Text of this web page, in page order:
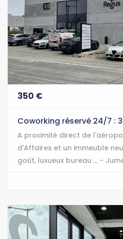
350 €
Coworking réservé 24/7 :
A proximité direct de
d'Affaires et un immeuble
goût, luxueux bureau ... -